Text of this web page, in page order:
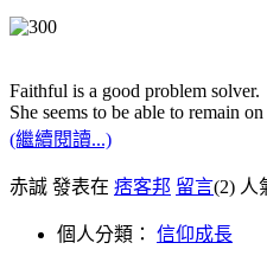
Faithful is a good problem solver.
She seems to be able to remain
(繼續閱讀...)
赤誠 發表在 痞客邦 留言(2) 人
個人分類： 信仰成長